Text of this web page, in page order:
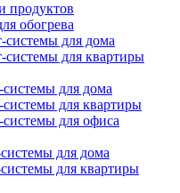
продуктов
обогрева
для дома
системы для квартиры
для дома
для квартиры
для офиса
для дома
для квартиры